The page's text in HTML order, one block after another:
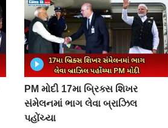
PM મોદી 17મા બ્રિક્સ શિખર
સંમેલનમાં ભાગ લેવા બ્રાઝિલ
પહોંચ્યા